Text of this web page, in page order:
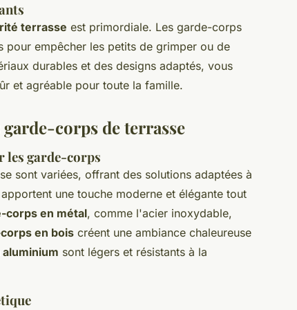
terrasse est primordiale. Les garde-corps
pour empêcher les petits de grimper ou de
durables et des designs adaptés, vous
et agréable pour toute la famille.
corps de terrasse
les garde-corps
sont variées, offrant des solutions adaptées à
apportent une touche moderne et élégante tout
corps en métal, comme l'acier inoxydable,
en bois créent une ambiance chaleureuse
sont légers et résistants à la